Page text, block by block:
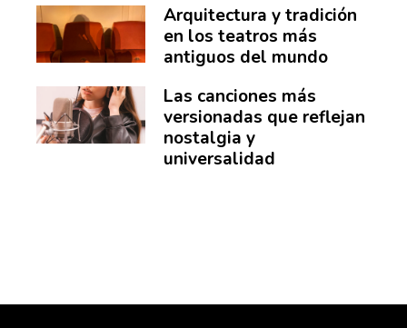
Arquitectura y tradición
en los teatros más
antiguos del mundo
Las canciones más
versionadas que reflejan
nostalgia y
universalidad